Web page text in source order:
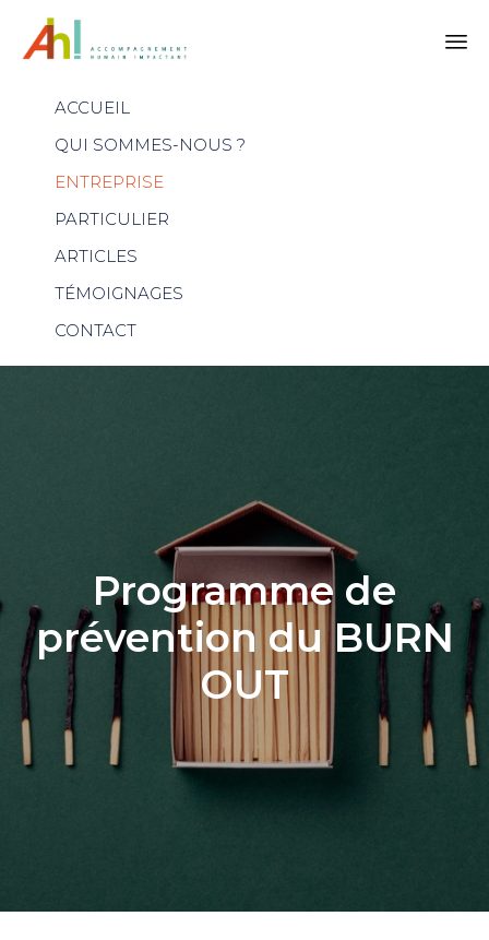
ACCUEIL
QUI SOMMES-NOUS ?
ENTREPRISE
PARTICULIER
ARTICLES
TÉMOIGNAGES
CONTACT
Programme de
prévention du BURN
OUT